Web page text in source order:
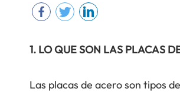
1. LO QUE SON LAS PLACAS
Las placas de acero son tipos